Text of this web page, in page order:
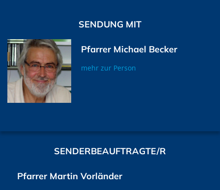
SENDUNG MIT
Pfarrer Michael Becker
mehr zur Person
SENDERBEAUFTRAGTE/R
Pfarrer Martin Vorländer